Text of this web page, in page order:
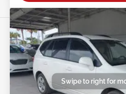
Swipe to right for